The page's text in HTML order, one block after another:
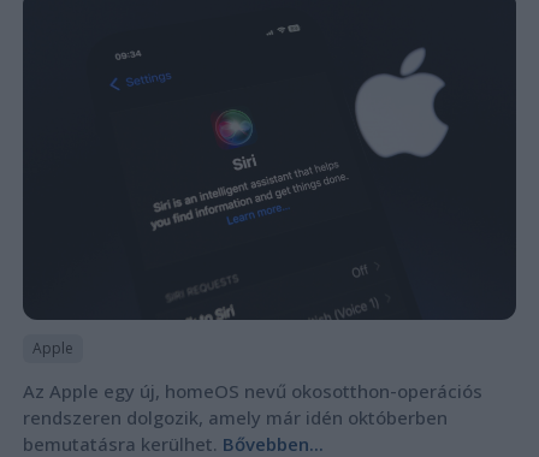
Apple
Az Apple egy új, homeOS nevű okosotthon-operációs
rendszeren dolgozik, amely már idén októberben
bemutatásra kerülhet. Bővebben...